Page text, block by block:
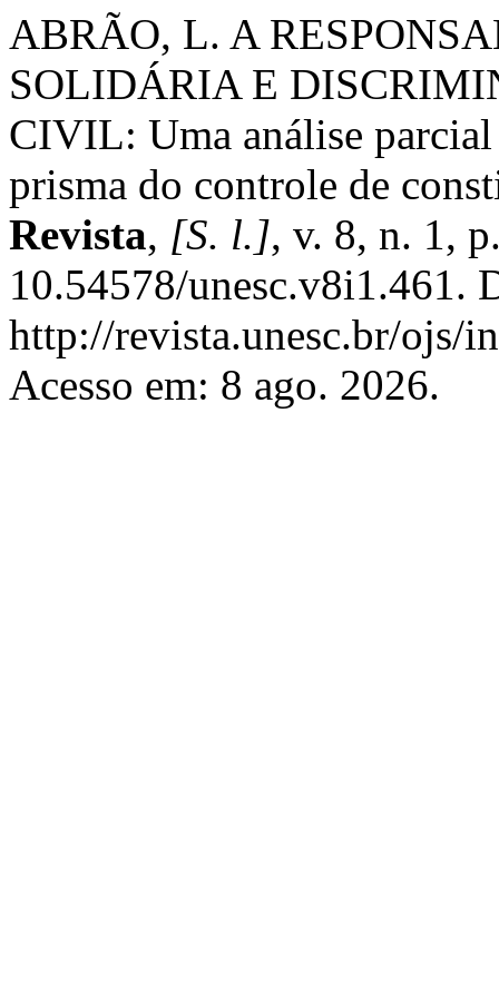
ABRÃO, L. A
SOLIDÁRIA E
CIVIL: Uma análise
prisma do controle de
Revista, [S. l.], v. 8, n. 1,
10.54578/unesc.v8i1.461.
http://revista.unesc.br/ojs/
Acesso em: 8 ago. 2026.